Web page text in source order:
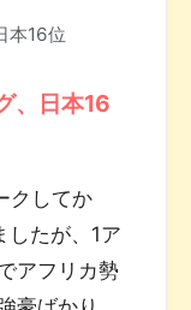
本16位
、日本16
クしてか
したが、1ア
アフリカ勢